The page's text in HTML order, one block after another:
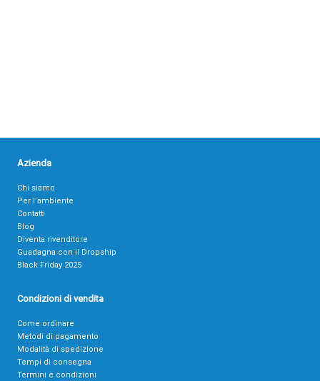
Azienda
Chi siamo
Per l’ambiente
Contatti
Blog
Diventa rivenditore
Guadagna con il Dropship
Black Friday 2025
Condizioni di vendita
Come ordinare
Metodi di pagamento
Modalità di spedizione
Tempi di consegna
Termini e condizioni